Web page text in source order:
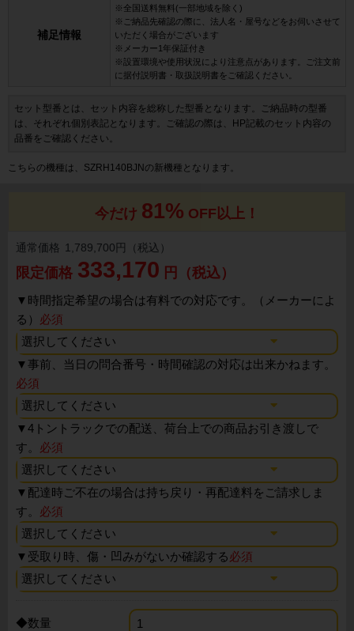
補足情報
※全国送料無料(一部地域を除く)
※ご納品先確認の際に、法人名・屋号などをお伺いさせて
いただく場合がございます
※メーカー1年保証付き
※設置環境や使用状況により注意点があります。ご注文前
に据付説明書・取扱説明書をご確認ください。
セット型番とは、セット内容を総称した型番となります。ご納品時の型番
は、それぞれ個別表記となります。ご確認の際は、HP記載のセット内容の
品番をご確認ください。
こちらの機種は、SZRH140BJNの新機種となります。
今だけ 81% OFF以上！
通常価格 1,789,700円（税込）
限定価格 333,170 円（税込）
▼ 時間指定希望の場合は有料での対応です。（メーカーによ
る） 必須
▼事前、当日の問合番号・時間確認の対応は出来かねます。
必須
▼4トントラックでの配送、荷台上での商品お引き渡しで
す。 必須
▼ 配達時ご不在の場合は持ち戻り・再配達料をご請求しま
す。 必須
▼ 受取り時、傷・凹みがないか確認する必須
◆数量